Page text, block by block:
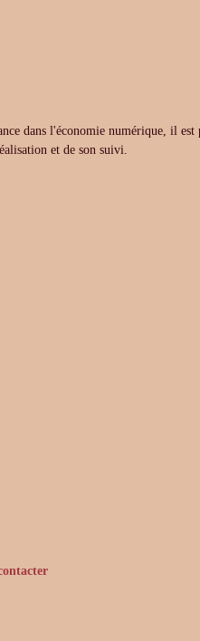
dans l'économie numérique, il est
et de son suivi.